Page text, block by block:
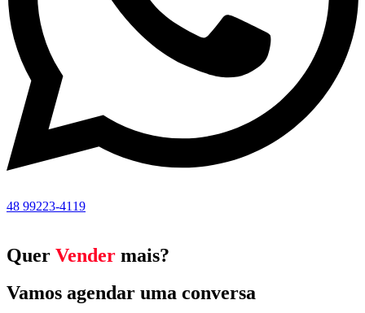
48 99223-4119
Quer Vender mais?
Vamos agendar uma conversa